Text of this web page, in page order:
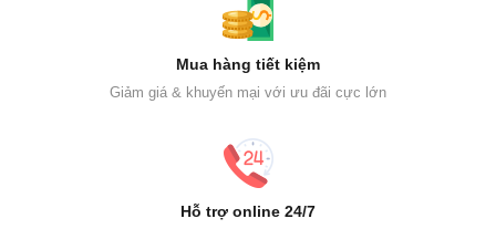
Mua hàng tiết kiệm
Giảm giá & khuyến mại với ưu đãi cực lớn
Hỗ trợ online 24/7